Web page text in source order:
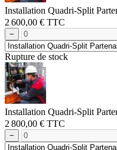
Installation Quadri-Split
2 600,00 € TTC
−
Rupture de stock
Installation Quadri-Split
2 800,00 € TTC
−